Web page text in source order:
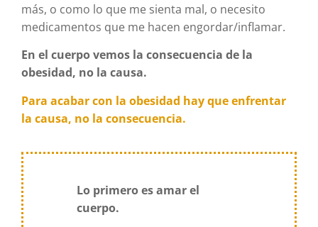
más, o como lo que me sienta mal, o necesito
medicamentos que me hacen engordar/inflamar.
En el cuerpo vemos la consecuencia de la
obesidad, no la causa.
Para acabar con la obesidad hay que enfrentar
la causa, no la consecuencia.
Lo primero es amar el
cuerpo.